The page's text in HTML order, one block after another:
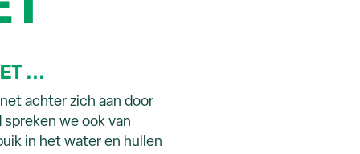
...
achter zich aan door
we ook van
in het water en hullen